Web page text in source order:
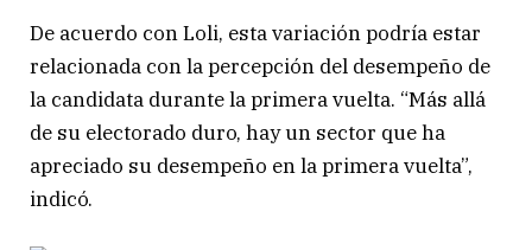
De acuerdo con Loli, esta variación podría estar
relacionada con la percepción del desempeño de
la candidata durante la primera vuelta. “Más allá
de su electorado duro, hay un sector que ha
apreciado su desempeño en la primera vuelta”,
indicó.